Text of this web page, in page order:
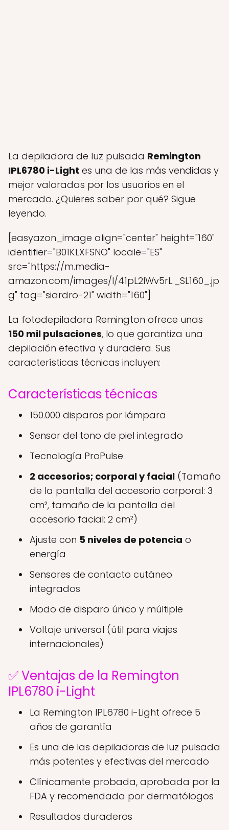
La depiladora de luz pulsada Remington
IPL6780 i-Light es una de las más vendidas y
mejor valoradas por los usuarios en el
mercado. ¿Quieres saber por qué? Sigue
leyendo.
[easyazon_image align="center" height="160"
identifier="B01KLXFSNO" locale="ES"
src="https://m.media-
amazon.com/images/I/41pL2IWv5rL._SL160_.jp
g" tag="siardro-21" width="160"]
La fotodepiladora Remington ofrece unas
150 mil pulsaciones, lo que garantiza una
depilación efectiva y duradera. Sus
características técnicas incluyen:
Características técnicas
150.000 disparos por lámpara
Sensor del tono de piel integrado
Tecnología ProPulse
2 accesorios; corporal y facial (Tamaño
de la pantalla del accesorio corporal: 3
cm², tamaño de la pantalla del
accesorio facial: 2 cm²)
Ajuste con 5 niveles de potencia o
energía
Sensores de contacto cutáneo
integrados
Modo de disparo único y múltiple
Voltaje universal (útil para viajes
internacionales)
✅ Ventajas de la Remington
IPL6780 i-Light
La Remington IPL6780 i-Light ofrece 5
años de garantía
Es una de las depiladoras de luz pulsada
más potentes y efectivas del mercado
Clínicamente probada, aprobada por la
FDA y recomendada por dermatólogos
Resultados duraderos